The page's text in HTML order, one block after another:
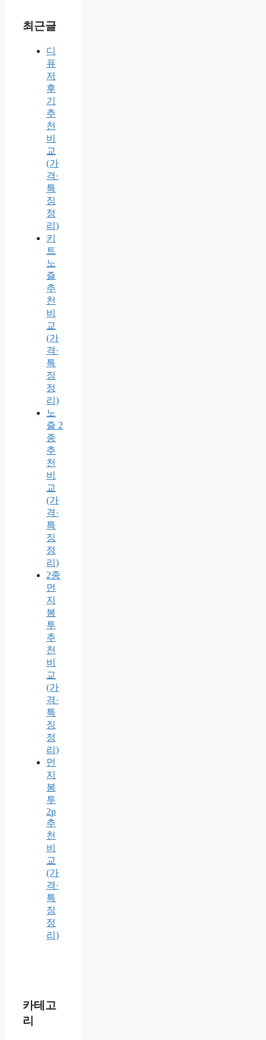
최근글
디
퓨
저
후
기
추
천
비
교
(가
격·
특
징
정
리)
키
트
노
즐
추
천
비
교
(가
격·
특
징
정
리)
노
즐 2
종
추
천
비
교
(가
격·
특
징
정
리)
2종
먼
지
봉
투
추
천
비
교
(가
격·
특
징
정
리)
먼
지
봉
투
2p
추
천
비
교
(가
격·
특
징
정
리)
카테고
리